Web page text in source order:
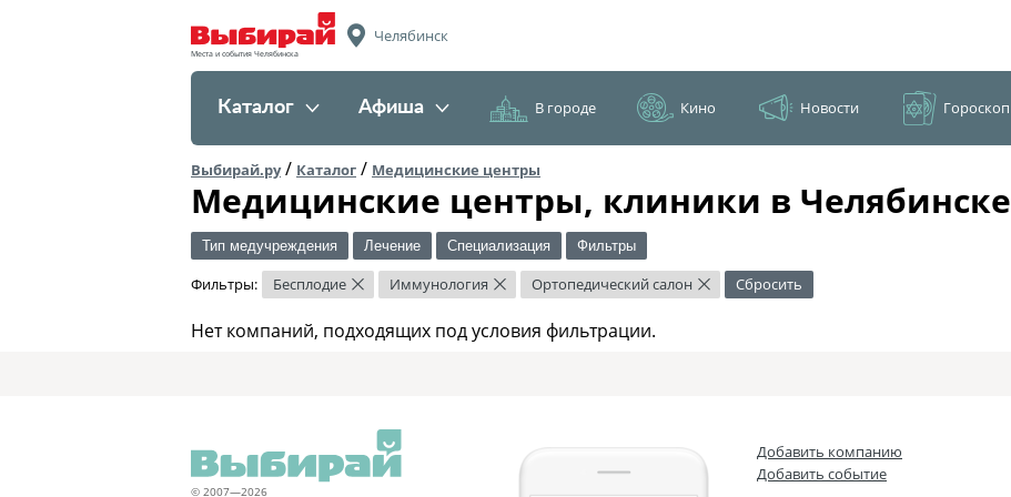
Места и события Челябинска
Челябинск
Каталог Афиша В городе Кино Новости Гороскоп
Выбирай.ру/ Каталог / Медицинские центры
Медицинские центры, клиники в Челябинске
Тип медучреждения Лечение Специализация Фильтры
Фильтры: Бесплодие × Иммунология × Ортопедический салон × Сбросить
Нет компаний, подходящих под условия фильтрации.
© 2007—2026
Добавить компанию
Добавить событие